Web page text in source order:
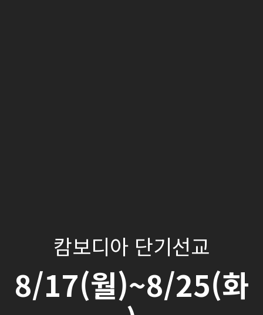
캄보디아 단기선교
8/17(월)~8/25(화